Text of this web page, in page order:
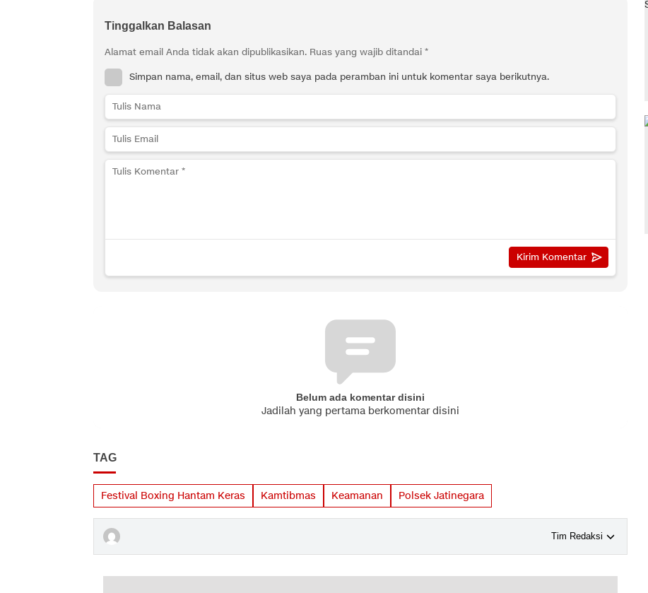
Tinggalkan Balasan
Alamat email Anda tidak akan dipublikasikan. Ruas yang wajib ditandai *
Simpan nama, email, dan situs web saya pada peramban ini untuk komentar saya berikutnya.
Belum ada komentar disini
Jadilah yang pertama berkomentar disini
TAG
Festival Boxing Hantam Keras Kamtibmas Keamanan Polsek Jatinegara
Tim Redaksi